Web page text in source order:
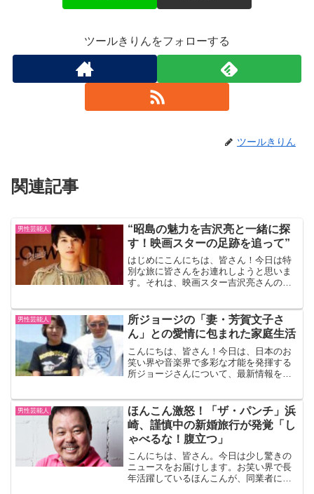
ツールきりんをフォローする
ツールきりん
関連記事
男性芸能人
“昭島の魅力を吉沢亮と一緒に探
す！映画スターの足跡を追って”
はじめにこんにちは、皆さん！今日は特
別な旅に皆さんをお連れしようと思いま
す。それは、映画スター吉沢亮さんの故
落ち着いた街ですが、その魅力は決して
小さくありません。さあ、...
男性芸能人
所ジョージの「妻・芳賀文子さ
ん」との愛情に包まれた家庭生活
こんにちは、皆さん！今日は、日本のお
笑い界や音楽界で多彩な才能を発揮する
所ジョージさんについて、最新情報を基
とのエピソードを紹介します。所ジョー
ジの本名所ジョージさんの...
男性芸能人
ほんこん激怒！「ザ・パンチ」浜
崎、謹慎中の新婚旅行が発覚「し
ゃべるな！腹立つ」
こんにちは、皆さん。今日は少し驚きの
ニュースをお届けします。お笑い界で長
年活躍しているほんこんが、同業者に対